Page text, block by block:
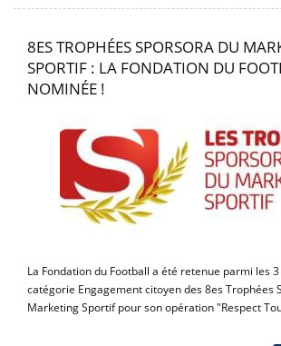
8ES TROPHÉES SPORSORA DU
SPORTIF : LA FONDATION DU
NOMINÉE !
La Fondation du Football a été retenue parmi les
catégorie Engagement citoyen des 8es Trophées
Marketing Sportif pour son opération "Respect